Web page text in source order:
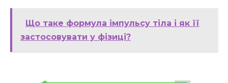
Що таке формула імпульсу тіла і як її
застосовувати у фізиці?